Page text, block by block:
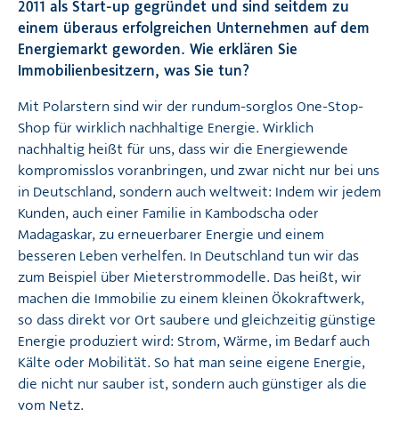
2011 als Start-up gegründet und sind seitdem zu
einem überaus erfolgreichen Unternehmen auf dem
Energiemarkt geworden. Wie erklären Sie
Immobilienbesitzern, was Sie tun?
Mit Polarstern sind wir der rundum-sorglos One-Stop-
Shop für wirklich nachhaltige Energie. Wirklich
nachhaltig heißt für uns, dass wir die Energiewende
kompromisslos voranbringen, und zwar nicht nur bei uns
in Deutschland, sondern auch weltweit: Indem wir jedem
Kunden, auch einer Familie in Kambodscha oder
Madagaskar, zu erneuerbarer Energie und einem
besseren Leben verhelfen. In Deutschland tun wir das
zum Beispiel über Mieterstrommodelle. Das heißt, wir
machen die Immobilie zu einem kleinen Ökokraftwerk,
so dass direkt vor Ort saubere und gleichzeitig günstige
Energie produziert wird: Strom, Wärme, im Bedarf auch
Kälte oder Mobilität. So hat man seine eigene Energie,
die nicht nur sauber ist, sondern auch günstiger als die
vom Netz.